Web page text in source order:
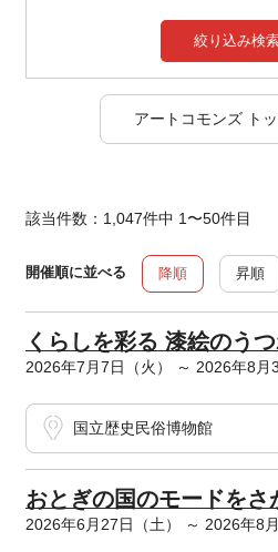
絞り込み検
アートコモンズ ト
該当件数：1,047件中 1〜50件目
開催順に並べる 降順 昇順
くらしを彩る 漆絵のう
2026年7月7日（火） ～ 2026年8月
国立歴史民俗博物館
おとぎの国のモードをさ
2026年6月27日（土） ～ 2026年8月